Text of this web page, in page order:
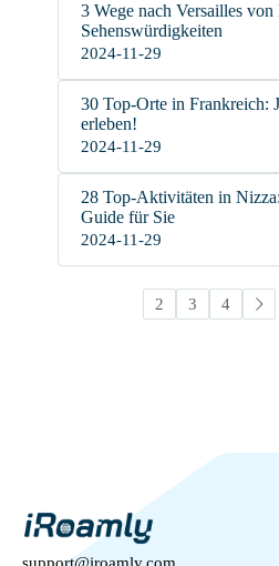
3 Wege nach Versailles von
Sehenswürdigkeiten
2024-11-29
30 Top-Orte in Frankreich:
erleben!
2024-11-29
28 Top-Aktivitäten in
Guide für Sie
2024-11-29
2 3 4